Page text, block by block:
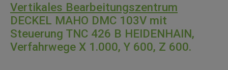
Vertikales Bearbeitungszentrum
DECKEL MAHO DMC 103V mit
Steuerung TNC 426 B HEIDENHAIN,
Verfahrwege X 1.000, Y 600, Z 600.